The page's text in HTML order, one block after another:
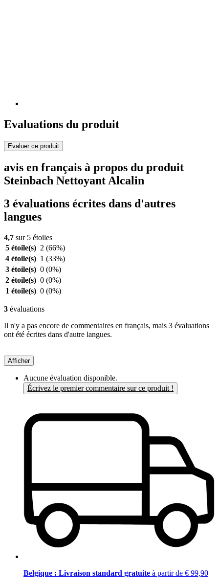
Evaluations du produit
Evaluer ce produit
avis en français à propos du produit
Steinbach Nettoyant Alcalin
3 évaluations écrites dans d'autres
langues
4,7 sur 5 étoiles
5 étoile(s) 2 (66%)
4 étoile(s) 1 (33%)
3 étoile(s) 0 (0%)
2 étoile(s) 0 (0%)
1 étoile(s) 0 (0%)
3 évaluations
Il n'y a pas encore de commentaires en français, mais 3 évaluations
ont été écrites dans d'autre langues.
Afficher
Aucune évaluation disponible.
Écrivez le premier commentaire sur ce produit !
Belgique : Livraison standard gratuite à partir de € 99,90